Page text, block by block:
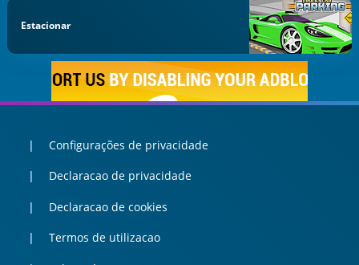
Estacionar
Configurações de privacidade
Declaracao de privacidade
Declaracao de cookies
Termos de utilizacao